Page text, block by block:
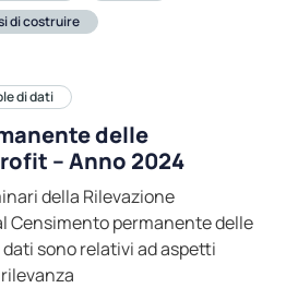
di costruire
di dati
delle
– Anno 2024
della Rilevazione
Censimento permanente delle
sono relativi ad aspetti